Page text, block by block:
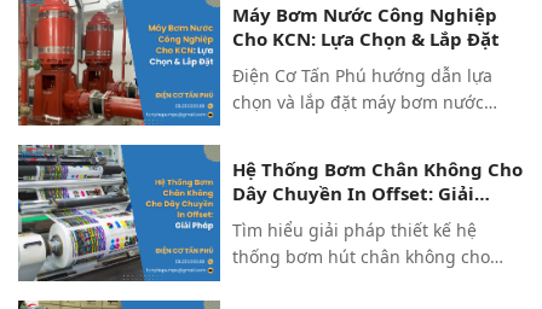
dụ thực tế. Nhận tư vấn ngay từ
Điện Cơ Tấn Phú.
Máy Bơm Nước Công Nghiệp
Cho KCN: Lựa Chọn & Lắp Đặt
Điện Cơ Tấn Phú hướng dẫn lựa
chọn và lắp đặt máy bơm nước
và bảng so sánh các phương án
máy bơm.
Hệ Thống Bơm Chân Không Cho
Dây Chuyền In Offset: Giải
Pháp
Tìm hiểu giải pháp thiết kế hệ
thống bơm hút chân không cho